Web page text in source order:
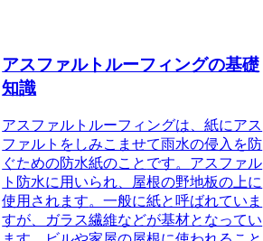
アスファルトルーフィングの基礎
知識
アスファルトルーフィングは、紙にアス
ファルトをしみこませて雨水の侵入を防
ぐための防水紙のこと です。 アスファル
ト防水に用いられ、屋根の野地板の上に
使用されます。一般に紙と呼ばれていま
すが、ガラス繊維などが基材となってい